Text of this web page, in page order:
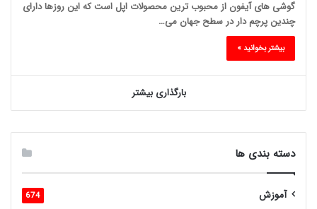
گوشی های آیفون از محبوب ترین محصولات اپل است که این روزها دارای
چندین پرچم دار در سطح جهان می…
بیشتر بخوانید »
بارگذاری بیشتر
دسته بندی ها
آموزش 674